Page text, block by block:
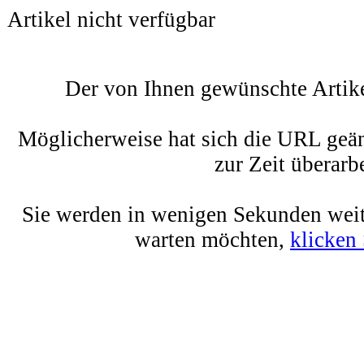
Artikel nicht verfügbar
Der von Ihnen gewünschte
Möglicherweise hat sich die URL
zur Zeit
Sie werden in wenigen Sekunden
warten möchten, klicken